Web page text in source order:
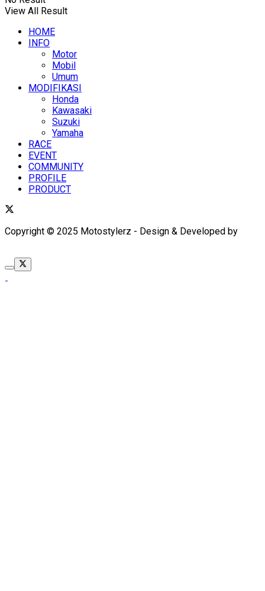
View All Result
HOME
INFO
Motor
Mobil
Umum
MODIFIKASI
Honda
Kawasaki
Suzuki
Yamaha
RACE
EVENT
COMMUNITY
PROFILE
PRODUCT
Copyright © 2025 Motostylerz - Design & Developed by